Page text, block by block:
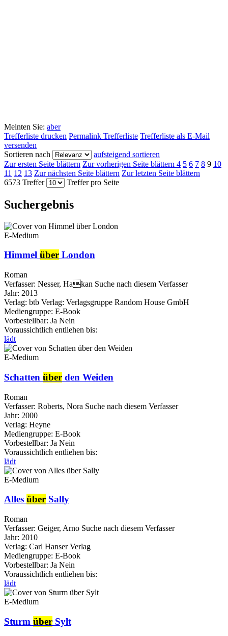
Meinten Sie: aber
Trefferliste drucken Permalink Trefferliste Trefferliste als E-Mail
versenden
Sortieren nach
aufsteigend sortieren
Zur ersten Seite blättern Zur vorherigen Seite blättern 4 5 6 7 8 9 10
11 12 13 Zur nächsten Seite blättern Zur letzten Seite blättern
6573 Treffer
Treffer pro Seite
Suchergebnis
E-Medium
Himmel über London
Roman
Verfasser: Nesser, Hakan Suche nach diesem Verfasser
Jahr: 2013
Verlag: btb Verlag: Verlagsgruppe Random House GmbH
Mediengruppe: E-Book
Vorbestellbar: Ja Nein
Voraussichtlich entliehen bis:
lädt
E-Medium
Schatten über den Weiden
Roman
Verfasser: Roberts, Nora Suche nach diesem Verfasser
Jahr: 2000
Verlag: Heyne
Mediengruppe: E-Book
Vorbestellbar: Ja Nein
Voraussichtlich entliehen bis:
lädt
E-Medium
Alles über Sally
Roman
Verfasser: Geiger, Arno Suche nach diesem Verfasser
Jahr: 2010
Verlag: Carl Hanser Verlag
Mediengruppe: E-Book
Vorbestellbar: Ja Nein
Voraussichtlich entliehen bis:
lädt
E-Medium
Sturm über Sylt